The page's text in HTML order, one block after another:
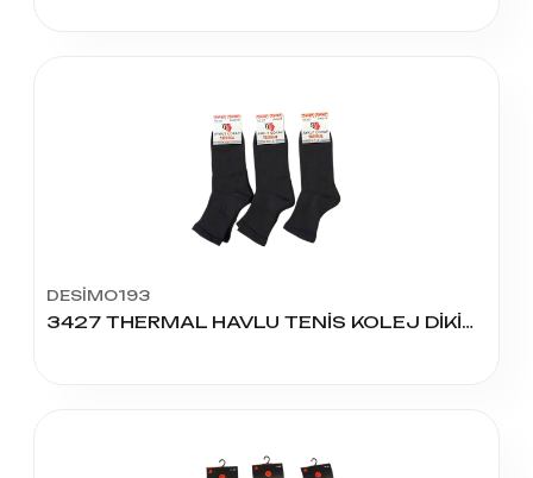
DESİMO193
3427 THERMAL HAVLU TENİS KOLEJ DİKİŞSİZ ÇORABI